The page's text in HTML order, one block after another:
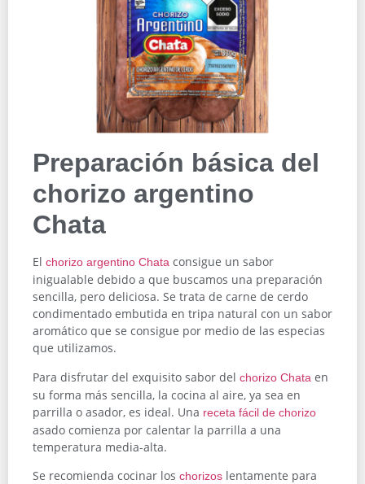
Preparación básica del
chorizo argentino
Chata
El chorizo argentino Chata consigue un sabor
inigualable debido a que buscamos una preparación
sencilla, pero deliciosa. Se trata de carne de cerdo
condimentado embutida en tripa natural con un sabor
aromático que se consigue por medio de las especias
que utilizamos.
Para disfrutar del exquisito sabor del chorizo Chata en
su forma más sencilla, la cocina al aire, ya sea en
parrilla o asador, es ideal. Una receta fácil de chorizo
asado comienza por calentar la parrilla a una
temperatura media-alta.
Se recomienda cocinar los chorizos lentamente para